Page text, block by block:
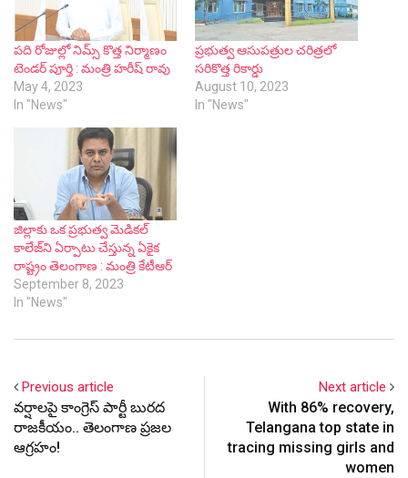
పది రోజుల్లో నిమ్స్ కొత్త నిర్మాణం
టెండర్ పూర్తి : మంత్రి హరీష్ రావు
May 4, 2023
In "News"
ప్రభుత్వ ఆసుపత్రుల చరిత్రలో
సరికొత్త రికార్డు
August 10, 2023
In "News"
జిల్లాకు ఒక ప్రభుత్వ మెడికల్
కాలేజ్‌ని ఏర్పాటు చేస్తున్న ఏకైక
రాష్ట్రం తెలంగాణ : మంత్రి కేటీఆర్
September 8, 2023
In "News"
Previous article
వ‌ర్షాల‌పై కాంగ్రెస్ పార్టీ బుర‌ద
రాజకీయం.. తెలంగాణ ప్ర‌జ‌ల
ఆగ్ర‌హం!
Next article
With 86% recovery,
Telangana top state in
tracing missing girls and
women